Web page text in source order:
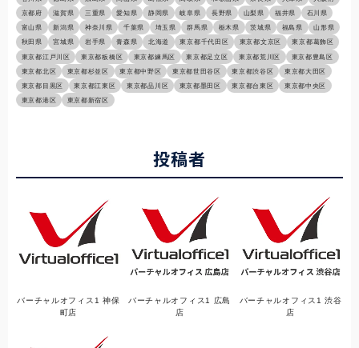
京都府
滋賀県 三重県 愛知県 静岡県 岐阜県 長野県 山梨県 福井県
石川県
富山県
新潟県 神奈川県 千葉県 埼玉県 群馬県 栃木県 茨城県 福島県
山形県
秋田県
宮城県 岩手県 青森県 北海道 東京都千代田区 東京都文京区
東京都葛飾区
東京都江戸川区
東京都板橋区 東京都練馬区 東京都足立区 東京都荒川区
東京都豊島区
東京都北区
東京都杉並区 東京都中野区 東京都世田谷区 東京都渋谷区
東京都大田区
東京都目黒区
東京都江東区 東京都品川区 東京都墨田区 東京都台東区
東京都中央区
東京都港区
東京都新宿区
投稿者
バーチャルオフィス1 神保
町店
バーチャルオフィス1 広島
店
バーチャルオフィス1 渋谷
店